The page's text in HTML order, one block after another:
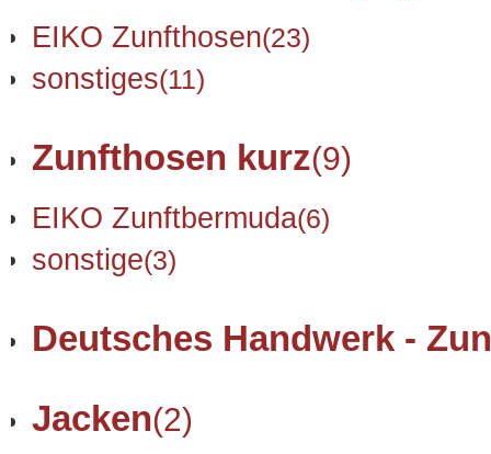
EIKO Zunfthosen(23)
sonstiges(11)
Zunfthosen kurz(9)
EIKO Zunftbermuda(6)
sonstige(3)
Deutsches Handwerk -
Jacken(2)